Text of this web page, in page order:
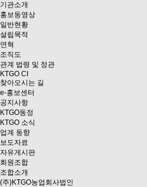
기관소개
홍보동영상
일반현황
설립목적
연혁
조직도
관계 법령 및 정관
KTGO CI
찾아오시는 길
e-홍보센터
공지사항
KTGO동정
KTGO 소식
업계 동향
보도자료
자유게시판
회원조합
조합소개
(주)KTGO농업회사법인